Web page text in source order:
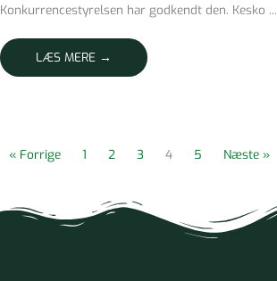
Konkurrencestyrelsen har godkendt den. Kesko ...
LÆS MERE →
« Forrige 1 2 3 4 5 Næste »